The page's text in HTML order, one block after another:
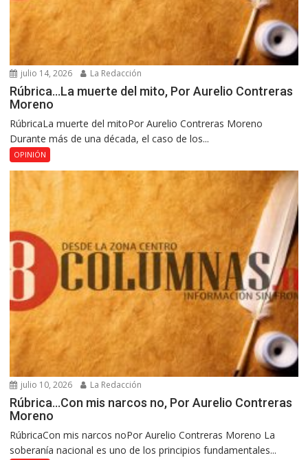
julio 14, 2026 La Redacción
Rúbrica…La muerte del mito, Por Aurelio Contreras
Moreno
RúbricaLa muerte del mitoPor Aurelio Contreras Moreno
Durante más de una década, el caso de los...
OPINIÓN
julio 10, 2026 La Redacción
Rúbrica…Con mis narcos no, Por Aurelio Contreras
Moreno
RúbricaCon mis narcos noPor Aurelio Contreras Moreno La
soberanía nacional es uno de los principios fundamentales...